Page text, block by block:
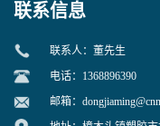
联系信息
联系人：董先生
电话：1368896390
邮箱：